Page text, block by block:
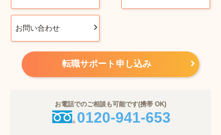
お問い合わせ
転職サポート申し込み
お電話でのご相談も可能です(携帯 OK)
0120-941-653